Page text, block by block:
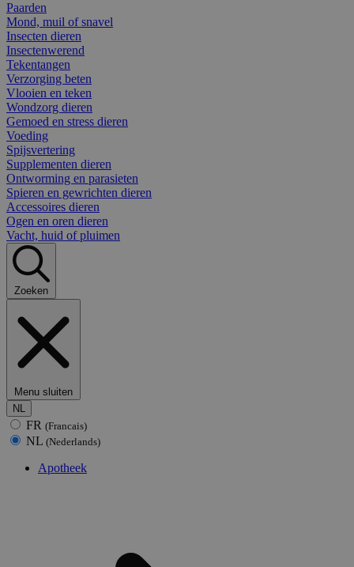
Paarden
Mond, muil of snavel
Insecten dieren
Insectenwerend
Tekentangen
Verzorging beten
Vlooien en teken
Wondzorg dieren
Gemoed en stress dieren
Voeding
Spijsvertering
Supplementen dieren
Ontworming en parasieten
Spieren en gewrichten dieren
Accessoires dieren
Ogen en oren dieren
Vacht, huid of pluimen
Zoeken
Menu sluiten
NL
FR (Francais)
NL (Nederlands)
Apotheek